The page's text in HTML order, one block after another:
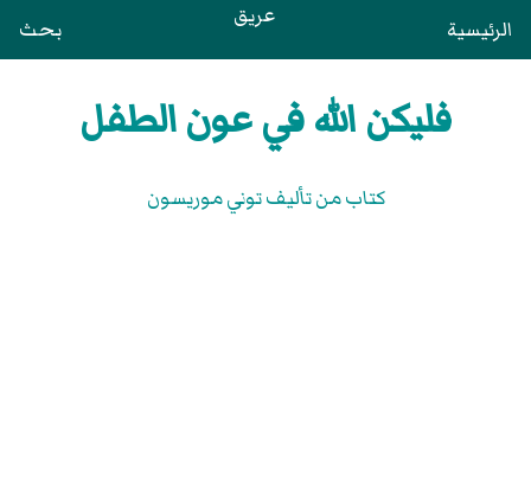
الرئيسية عريق بحث
فليكن الله في عون الطفل
كتاب من تأليف توني موريسون